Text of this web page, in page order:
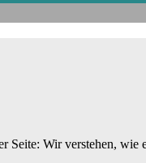
Wir verstehen, wie